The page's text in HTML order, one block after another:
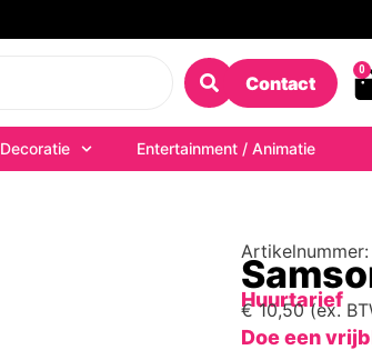
Contact
0
Decoratie Entertainment / Animatie
Artikelnummer:
Huurtarief
€10,50(ex.
Doe een